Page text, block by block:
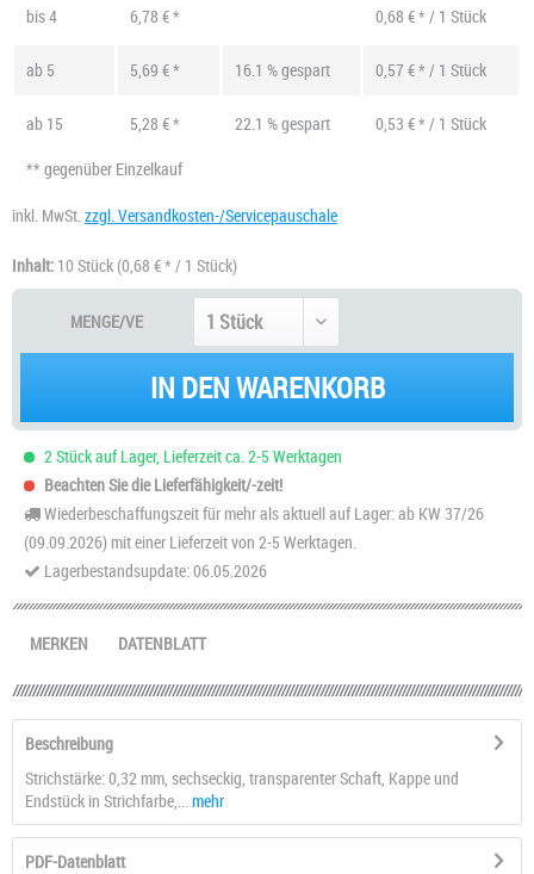
bis4 6,78 € * 0,68 € * / 1 Stück
ab 5 5,69 € * 16.1 % gespart 0,57 € * / 1 Stück
ab 15 5,28 € * 22.1 % gespart
0,53 € * / 1 Stück
** gegenüber Einzelkauf
inkl. MwSt. zzgl. Versandkosten-/Servicepauschale
Inhalt: 10 Stück (0,68 € * / 1 Stück)
MENGE/VE
IN DEN WARENKORB
2 Stück auf Lager, Lieferzeit ca. 2-5 Werktagen
Beachten Sie die Lieferfähigkeit/-zeit!
Wiederbeschaffungszeit für mehr als aktuell auf Lager: ab KW 37/26
(09.09.2026) mit einer Lieferzeit von 2-5 Werktagen.
Lagerbestandsupdate: 06.05.2026
DATENBLATT
MERKEN
Beschreibung
Strichstärke: 0,32 mm, sechseckig, transparenter Schaft, Kappe und
Endstück in Strichfarbe,...
mehr
PDF-Datenblatt